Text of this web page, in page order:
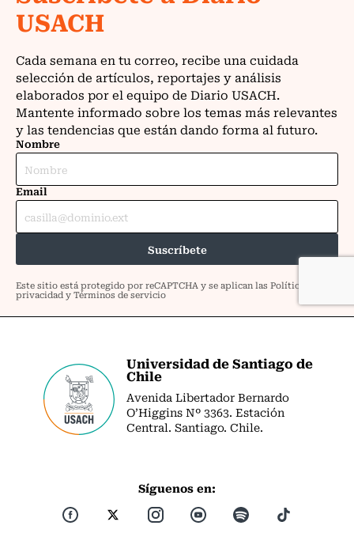
Universidad de Santiago de
Chile
Avenida Libertador Bernardo
O’Higgins Nº 3363. Estación
Central. Santiago. Chile.
Síguenos en: